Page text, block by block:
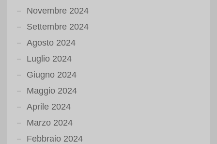
Novembre 2024
Settembre 2024
Agosto 2024
Luglio 2024
Giugno 2024
Maggio 2024
Aprile 2024
Marzo 2024
Febbraio 2024